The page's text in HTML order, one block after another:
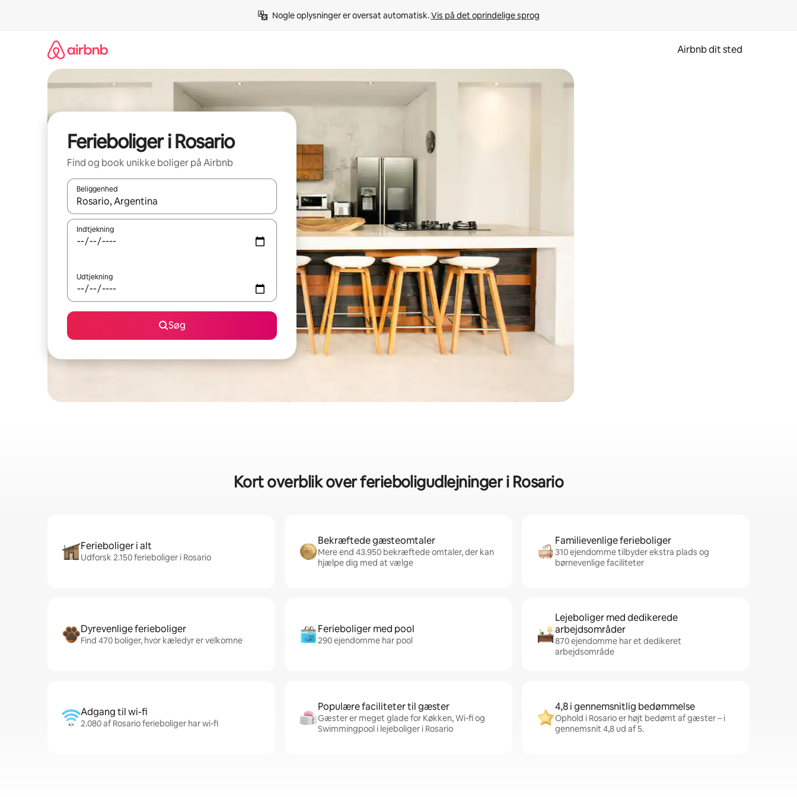
Nogle oplysninger er oversat automatisk. Vis på det oprindelige sprog
Airbnb dit sted
Ferieboliger i Rosario
Find og book unikke boliger på Airbnb
Beliggenhed
Når resultaterne er tilgængelige, skal du navigere med piletasterne op og ned eller se mere ved at trykke eller stryge.
Indtjekning
Udtjekning
Søg
Kort overblik over ferieboligudlejninger i Rosario
Ferieboliger i alt
Udforsk 2.150 ferieboliger i Rosario
Bekræftede gæsteomtaler
Mere end 43.950 bekræftede omtaler, der kan
hjælpe dig med at vælge
Familievenlige ferieboliger
310 ejendomme tilbyder ekstra plads og
børnevenlige faciliteter
Dyrevenlige ferieboliger
Find 470 boliger, hvor kæledyr er velkomne
Ferieboliger med pool
290 ejendomme har pool
Lejeboliger med dedikerede
arbejdsområder
870 ejendomme har et dedikeret
arbejdsområde
Adgang til wi-fi
2.080 af Rosario ferieboliger har wi-fi
Populære faciliteter til gæster
Gæster er meget glade for Køkken, Wi-fi og
Swimmingpool i lejeboliger i Rosario
4,8 i gennemsnitlig bedømmelse
Ophold i Rosario er højt bedømt af gæster – i
gennemsnit 4,8 ud af 5.